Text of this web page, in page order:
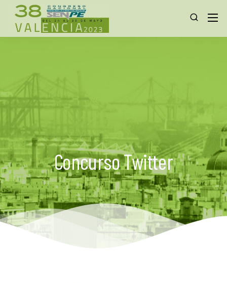
Concurso Twitter